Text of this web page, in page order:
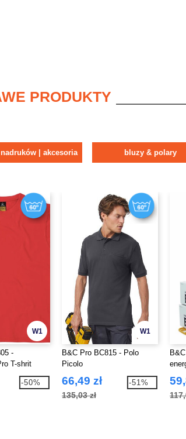
PRODUKTY
| akcesoria bluzy & polary
W1
-
T-shrit
-50%
W1
B&C Pro BC815 - Polo
Picolo
66,49 zł
135,03 zł
-51%